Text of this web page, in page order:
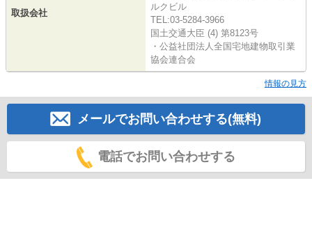
取扱会社
ルクビル
TEL:03-5284-3966
国土交通大臣 (4) 第8123号
・公益社団法人全国宅地建物取引業
協会連合会
情報の見方
メールでお問い合わせする(無料)
電話でお問い合わせする